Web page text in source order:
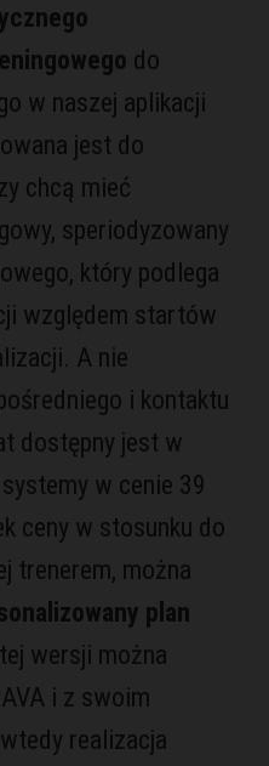
do
w naszej aplikacji
jest do
chcą mieć
speriodyzowany
który podlega
względem startów
A nie
i kontaktu
dostępny jest w
w cenie 39
ceny w stosunku do
trenerem, można
plan
wersji można
i z swoim
realizacja